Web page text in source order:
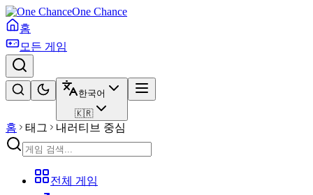
One Chance
홈
모든 게임
한국어
🇰🇷
홈 태그 내러티브 중심
전체 게임